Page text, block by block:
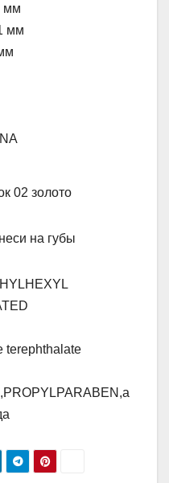
мм
мм
02 золото
на губы
terephthalate